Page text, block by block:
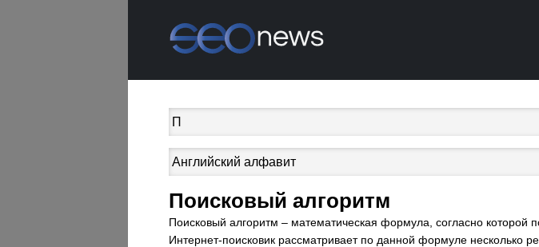
Поисковый алгоритм
Поисковый алгоритм – математическая формула, согласно которой
Интернет-поисковик рассматривает по данной формуле несколько